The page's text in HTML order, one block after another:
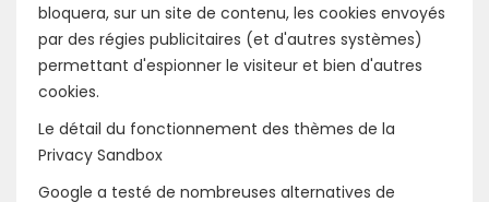
bloquera, sur un site de contenu, les cookies envoyés
par des régies publicitaires (et d'autres systèmes)
permettant d'espionner le visiteur et bien d'autres
cookies.
Le détail du fonctionnement des thèmes de la
Privacy Sandbox
Google a testé de nombreuses alternatives de